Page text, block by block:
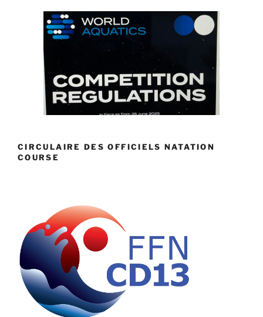
CIRCULAIRE DES OFFICIELS NATATION
COURSE